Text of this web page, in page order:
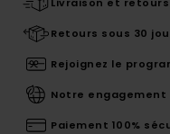
Livraison et
Retours sous 30
Rejoignez le
Notre
Paiement 100%